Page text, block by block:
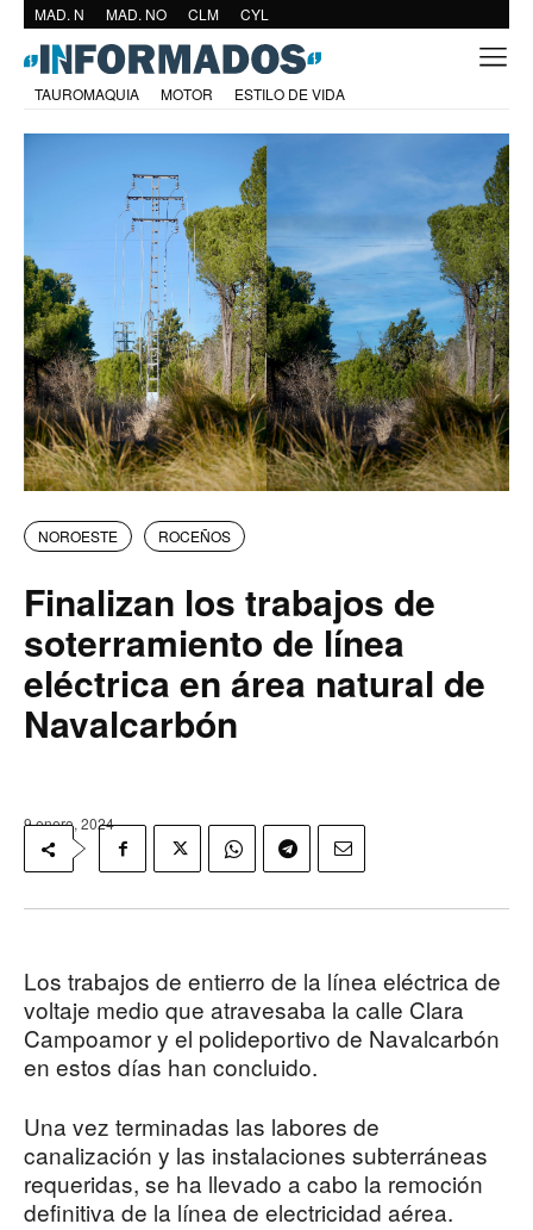
MAD. N MAD. NO CLM CYL
TAUROMAQUIA MOTOR ESTILO DE VIDA
NOROESTE ROCEÑOS
Finalizan los trabajos de
soterramiento de línea
eléctrica en área natural de
Navalcarbón
9 enero, 2024
Los trabajos de entierro de la línea eléctrica de
voltaje medio que atravesaba la calle Clara
Campoamor y el polideportivo de Navalcarbón
en estos días han concluido.
Una vez terminadas las labores de
canalización y las instalaciones subterráneas
requeridas, se ha llevado a cabo la remoción
definitiva de la línea de electricidad aérea.